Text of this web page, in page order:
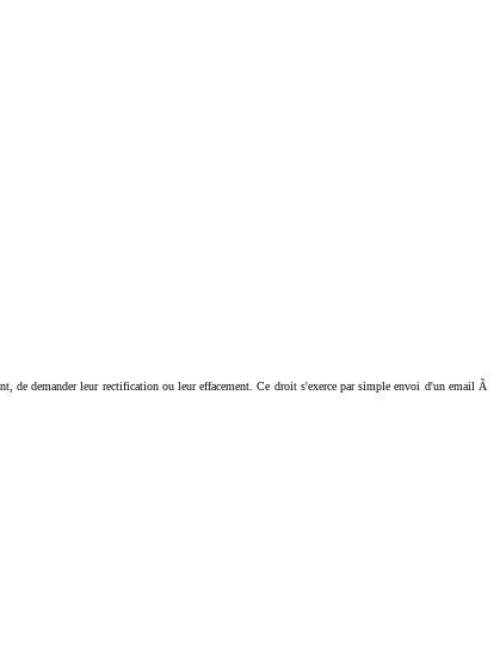
demander leur rectification ou leur effacement. Ce droit s'exerce par simple envoi d'un email Ã